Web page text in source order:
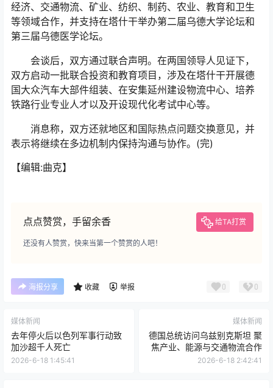
经济、交通物流、矿业、纺织、制药、农业、教育和卫生
等领域合作，并支持在塔什干举办第二届乌德大学论坛和
第三届乌德医学论坛。
会谈后，双方通过联合声明。在两国领导人见证下，
双方启动一批联合投资和教育项目，涉及在塔什干开展德
国大众汽车大部件组装、在安集延州建设物流中心、培养
铁路行业专业人才以及开设现代化考试中心等。
消息称，双方还就地区和国际热点问题交换意见，并
表示将继续在多边机制内保持沟通与协作。(完)
【编辑:曲克】
点点赞赏，手留余香 给TA打赏
还没有人赞赏，快来当第一个赞赏的人吧！
海报分享 收藏 举报 0 0
媒体新闻
去年停火后以色列军事行动致
加沙超千人死亡
2026-6-18 1:45:41
媒体新闻
德国总统访问乌兹别克斯坦 聚
焦产业、能源与交通物流合作
2026-6-18 2:42:41